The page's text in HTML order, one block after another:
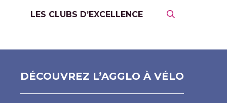
LES CLUBS D’EXCELLENCE
DÉCOUVREZ L’AGGLO À VÉLO